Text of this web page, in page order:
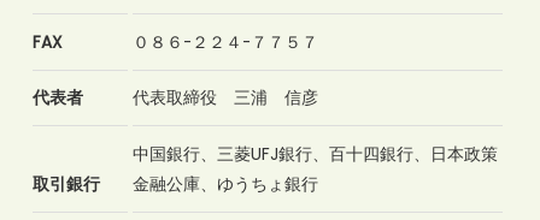
FAX ０８６-２２４-７７５７
代表者 代表取締役 三浦 信彦
取引銀行
中国銀行、三菱UFJ銀行、百十四銀行、日本政策
金融公庫、ゆうちょ銀行